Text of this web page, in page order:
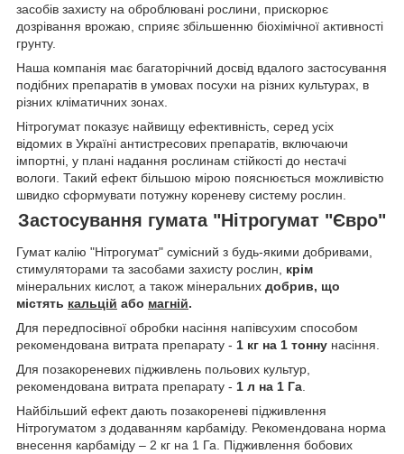
засобів захисту на оброблювані рослини, прискорює
дозрівання врожаю, сприяє збільшенню біохімічної активності
грунту.
Наша компанія має багаторічний досвід вдалого застосування
подібних препаратів в умовах посухи на різних культурах, в
різних кліматичних зонах.
Нітрогумат показує найвищу ефективність, серед усіх
відомих в Україні антистресових препаратів, включаючи
імпортні, у плані надання рослинам стійкості до нестачі
вологи. Такий ефект більшою мірою пояснюється можливістю
швидко сформувати потужну кореневу систему рослин.
Застосування гумата "Нітрогумат "Євро"
Гумат калію "Нітрогумат" сумісний з будь-якими добривами,
стимуляторами та засобами захисту рослин, крім
мінеральних кислот, а також мінеральних добрив, що
містять кальцій або магній.
Для передпосівної обробки насіння напівсухим способом
рекомендована витрата препарату - 1 кг на 1 тонну насіння.
Для позакореневих підживлень польових культур,
рекомендована витрата препарату - 1 л на 1 Га.
Найбільший ефект дають позакореневі підживлення
Нітрогуматом з додаванням карбаміду. Рекомендована норма
внесення карбаміду – 2 кг на 1 Га. Підживлення бобових